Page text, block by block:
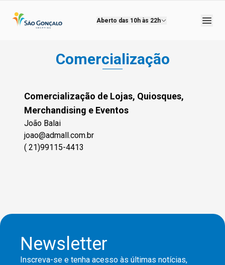
Aberto das 10h às 22h
Comercialização
Comercialização de Lojas, Quiosques,
Merchandising e Eventos
João Balai
joao@admall.com.br
( 21)99115-4413
Newsletter
Inscreva-se e tenha acesso às últimas notícias,